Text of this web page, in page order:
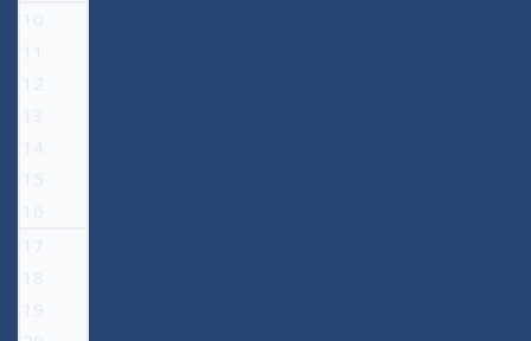
10
11
12
13
14
15
16
17
18
19